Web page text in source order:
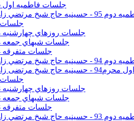
جلسات فاطمیه اول 95
حاج شيخ مرتضي زاهد
جلسات
جلسات روزهاي چهارشنبه 94
جلسات شبهاي جمعه 94
جلسات متفرقه 94
حاج شيخ مرتضي زاهد
- حسینیه حاج شیخ مرتضی زاهد
جلسات
جلسات روزهاي چهارشنبه 93
جلسات شبهاي جمعه 93
جلسات متفرقه 93
حاج شيخ مرتضي زاهد